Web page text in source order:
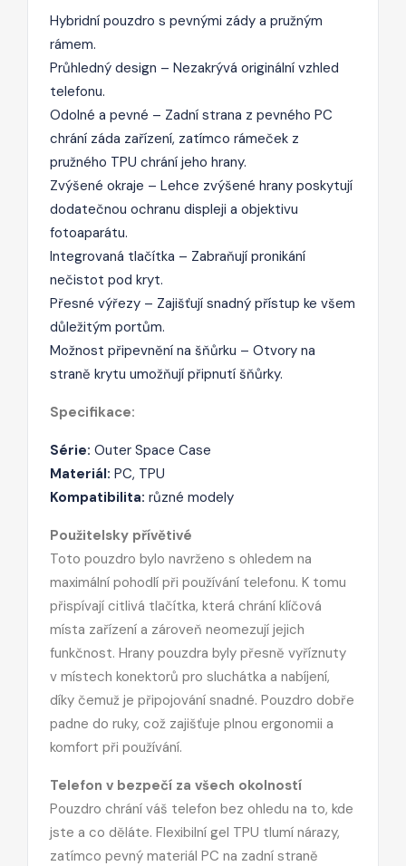
Hybridní pouzdro s pevnými zády a pružným
rámem.
Průhledný design – Nezakrývá originální vzhled
telefonu.
Odolné a pevné – Zadní strana z pevného PC
chrání záda zařízení, zatímco rámeček z
pružného TPU chrání jeho hrany.
Zvýšené okraje – Lehce zvýšené hrany poskytují
dodatečnou ochranu displeji a objektivu
fotoaparátu.
Integrovaná tlačítka – Zabraňují pronikání
nečistot pod kryt.
Přesné výřezy – Zajišťují snadný přístup ke všem
důležitým portům.
Možnost připevnění na šňůrku – Otvory na
straně krytu umožňují připnutí šňůrky.
Specifikace:
Série: Outer Space Case
Materiál: PC, TPU
Kompatibilita: různé modely
Použitelsky přívětivé
Toto pouzdro bylo navrženo s ohledem na
maximální pohodlí při používání telefonu. K tomu
přispívají citlivá tlačítka, která chrání klíčová
místa zařízení a zároveň neomezují jejich
funkčnost. Hrany pouzdra byly přesně vyříznuty
v místech konektorů pro sluchátka a nabíjení,
díky čemuž je připojování snadné. Pouzdro dobře
padne do ruky, což zajišťuje plnou ergonomii a
komfort při používání.
Telefon v bezpečí za všech okolností
Pouzdro chrání váš telefon bez ohledu na to, kde
jste a co děláte. Flexibilní gel TPU tlumí nárazy,
zatímco pevný materiál PC na zadní straně